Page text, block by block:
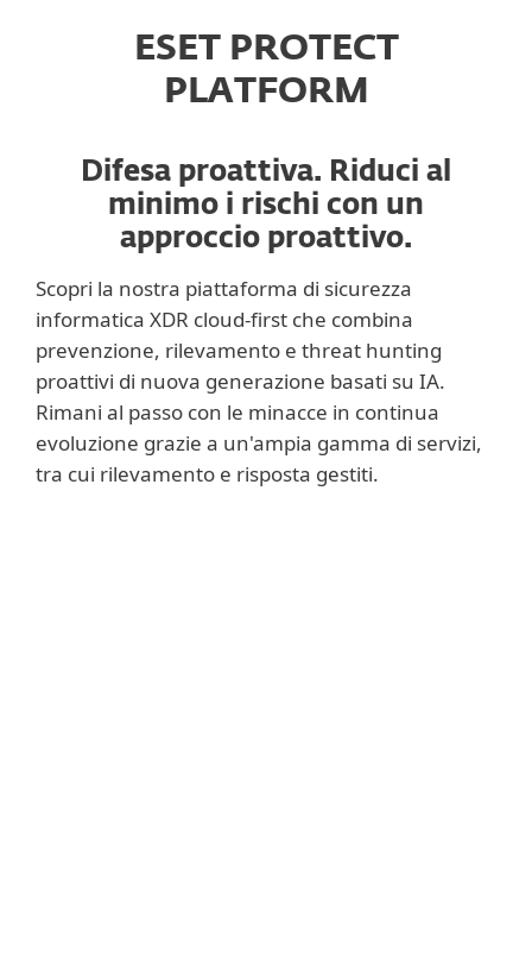
ESET PROTECT
PLATFORM
Difesa proattiva. Riduci al
minimo i rischi con un
approccio proattivo.
Scopri la nostra piattaforma di sicurezza
informatica XDR cloud-first che combina
prevenzione, rilevamento e threat hunting
proattivi di nuova generazione basati su IA.
Rimani al passo con le minacce in continua
evoluzione grazie a un'ampia gamma di servizi,
tra cui rilevamento e risposta gestiti.